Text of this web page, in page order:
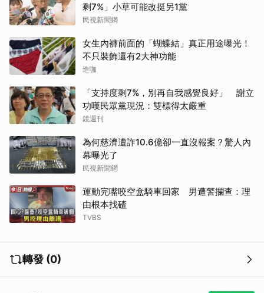
剩7%」小草可能改挺另1黨
民視新聞網
女生內褲前面的「蝴蝶結」真正用途曝光！
不只裝飾還有2大神功能
造咖
「支持度剩7%，別再自我感覺良好」 謝立
功嘆民眾黨現況：雙標得太嚴重
鏡週刊
為何慈濟遭詐10.6億卻一直沒報案？驚人內
幕曝光了
民視新聞網
運動完嘴咬空盒騎車回家 男遭警攔查：理
由根本找碴
TVBS
轉發 (0)